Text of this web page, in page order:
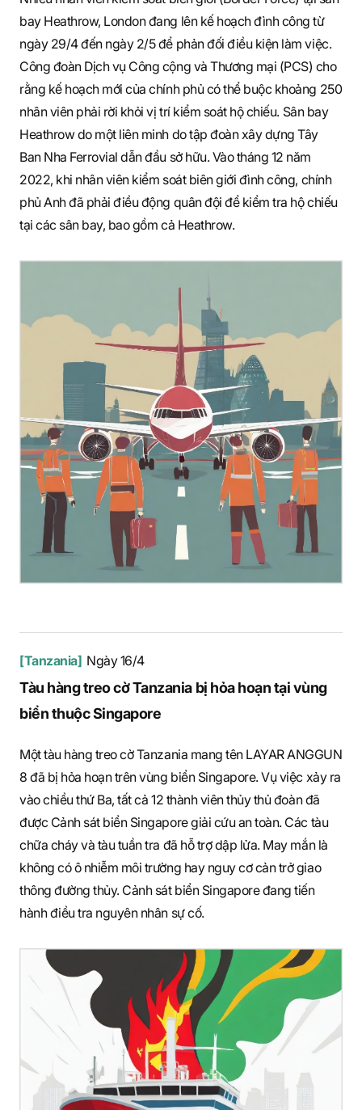
bay Heathrow, London đang lên kế hoạch đình công từ
ngày 29/4 đến ngày 2/5 để phản đối điều kiện làm việc.
Công đoàn Dịch vụ Công cộng và Thương mại (PCS) cho
rằng kế hoạch mới của chính phủ có thể buộc khoảng 250
nhân viên phải rời khỏi vị trí kiểm soát hộ chiếu. Sân bay
Heathrow do một liên minh do tập đoàn xây dựng Tây
Ban Nha Ferrovial dẫn đầu sở hữu. Vào tháng 12 năm
2022, khi nhân viên kiểm soát biên giới đình công, chính
phủ Anh đã phải điều động quân đội để kiểm tra hộ chiếu
tại các sân bay, bao gồm cả Heathrow.
[Tanzania] Ngày 16/4
Tàu hàng treo cờ Tanzania bị hỏa hoạn tại vùng
biển thuộc Singapore
Một tàu hàng treo cờ Tanzania mang tên LAYAR ANGGUN
8 đã bị hỏa hoạn trên vùng biển Singapore. Vụ việc xảy ra
vào chiều thứ Ba, tất cả 12 thành viên thủy thủ đoàn đã
được Cảnh sát biển Singapore giải cứu an toàn. Các tàu
chữa cháy và tàu tuần tra đã hỗ trợ dập lửa. May mắn là
không có ô nhiễm môi trường hay nguy cơ cản trở giao
thông đường thủy. Cảnh sát biển Singapore đang tiến
hành điều tra nguyên nhân sự cố.